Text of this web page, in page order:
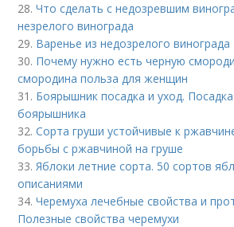
28.Что сделать с недозревшим
незрелого винограда
29. Варенье из недозрелого винограда
30. Почему нужно есть черную
смородина польза для женщин
31. Боярышник посадка и уход.
боярышника
32.Сорта груши устойчивые к
борьбы с ржавчиной на груше
33.Яблоки летние сорта. 50 сортов
описаниями
34.Черемуха лечебные свойства и
Полезные свойства черемухи